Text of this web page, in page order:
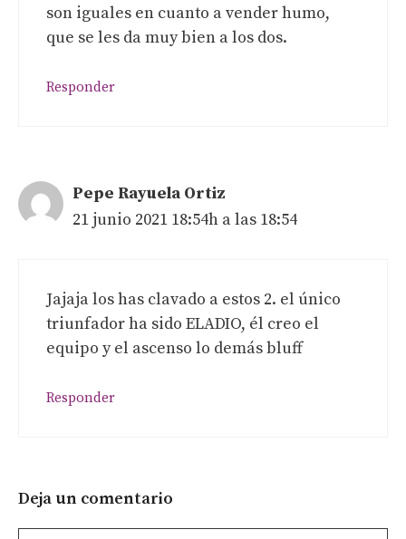
son iguales en cuanto a vender humo,
que se les da muy bien a los dos.
Responder
Pepe Rayuela Ortiz
21 junio 2021 18:54h a las 18:54
Jajaja los has clavado a estos 2. el único
triunfador ha sido ELADIO, él creo el
equipo y el ascenso lo demás bluff
Responder
Deja un comentario